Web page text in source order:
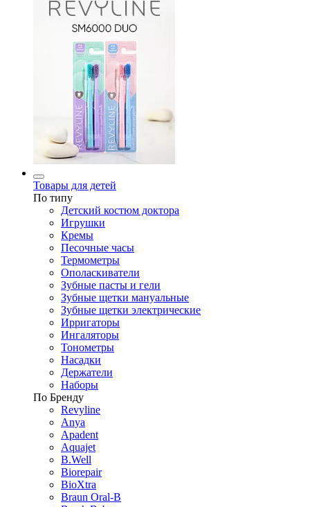
Товары для детей
По типу
Детский костюм доктора
Игрушки
Кремы
Песочные часы
Термометры
Ополаскиватели
Зубные пасты и гели
Зубные щетки мануальные
Зубные щетки электрические
Ирригаторы
Ингаляторы
Тонометры
Насадки
Держатели
Наборы
По Бренду
Revyline
Anya
Apadent
Aquajet
B.Well
Biorepair
BioXtra
Braun Oral-B